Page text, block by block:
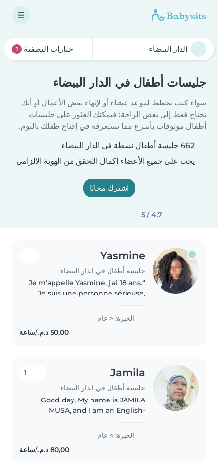
خيارات التصفية 1
جليسات أطفال في الدار البيضاء
سواء كنت تخطط لموعد عشاء أو لإنهاء بعض الأعمال أو أنك
تحتاج فقط إلى بعض الراحة: فيمكنك العثور على جليسات
أطفال موثوقات بأسرع مما تستغرقه في إقناع طفلك بالنوم.
662 جليسة أطفال نشطة في الدار البيضاء
يجب على جميع الأعضاء إكمال التحقق من الهوية الإلزامي
اشترك مجانًا
4,7 / 5
Yasmine
جليسة أطفال في الدار البيضاء
“Je m'appelle Yasmine, j'ai 18 ans.
Je suis une personne sérieuse,
beaucoup m'occuper des
enfants, jouer avec eux et les
aider dans leurs activités...
الخبرة: < عام
Jamila
جليسة أطفال في الدار البيضاء
1
Good day, My name is JAMILA
MUSA, and I am an English-
childcare services for families
seeking a responsible, caring,
الخبرة: > عام